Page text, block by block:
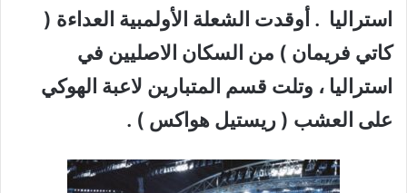
استراليا . أوقدت الشعلة الأولمبية العداءة (
كاتي فريمان ) من السكان الاصليين في
استراليا ، وتلت قسم المتبارين لاعبة الهوكي
على العشب ( ريستيل هواكس ) .